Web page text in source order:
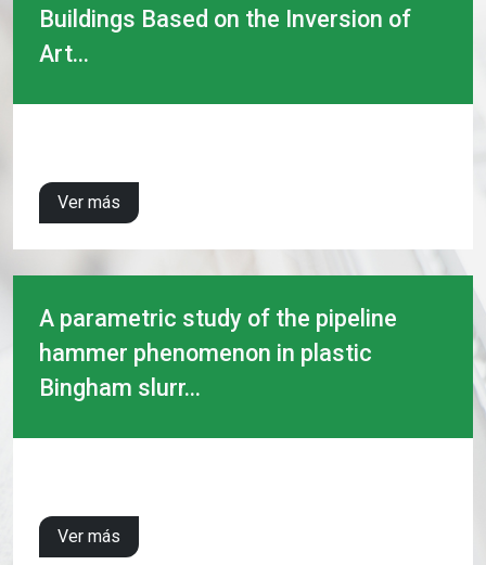
Buildings Based on the Inversion of
Art...
Ver más
A parametric study of the pipeline
hammer phenomenon in plastic
Bingham slurr...
Ver más